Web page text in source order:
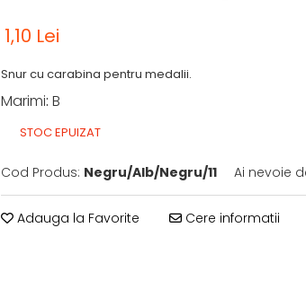
1,10 Lei
Snur cu carabina pentru medalii.
Marimi: B
STOC EPUIZAT
Cod Produs: Negru/Alb/Negru/11 Ai nevoie
Adauga la Favorite Cere informatii